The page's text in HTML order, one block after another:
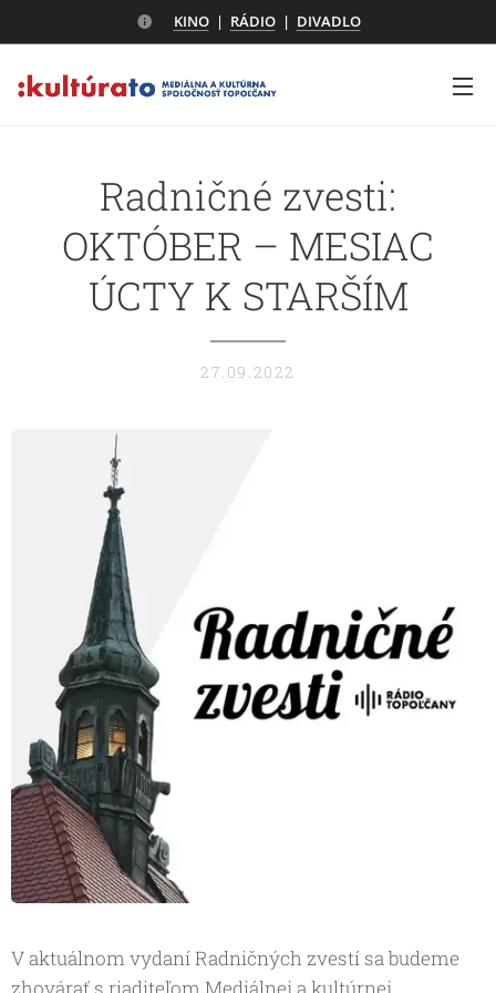
KINO| RÁDIO| DIVADLO
Radničné zvesti:
OKTÓBER – MESIAC
ÚCTY K STARŠÍM
27.09.2022
V aktuálnom vydaní Radničných zvestí sa budeme